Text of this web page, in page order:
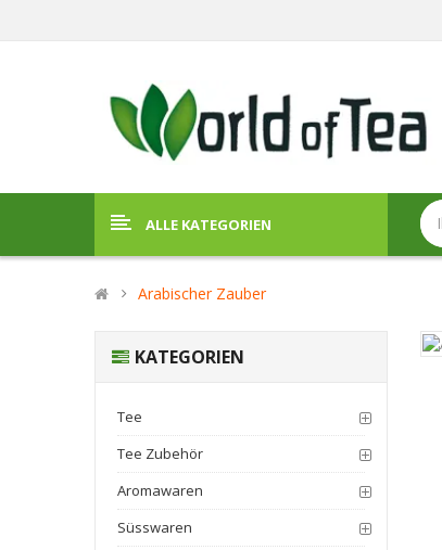
ALLE KATEGORIEN
Arabischer Zauber
KATEGORIEN
Tee
Tee Zubehör
Aromawaren
Süsswaren